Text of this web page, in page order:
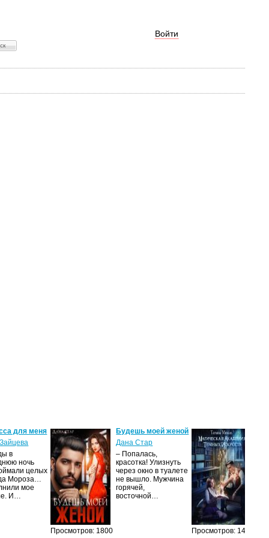
Войти
для меня
в
ночь
целых
Мороза…
мое
И…
Просмотров: 1800
Будешь моей женой
Дана Стар
– Попалась,
красотка! Улизнуть
через окно в туалете
не вышло. Мужчина
горячей,
восточной…
Просмотров: 1462